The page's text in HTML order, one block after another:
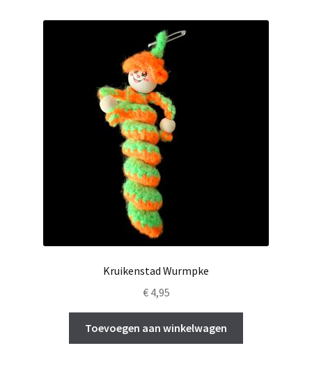
Kruikenstad Wurmpke
€4,95
Toevoegen aan winkelwagen